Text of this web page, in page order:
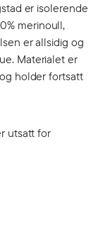
er isolerende
merinoull,
er allsidig og
Materialet er
holder fortsatt
utsatt for